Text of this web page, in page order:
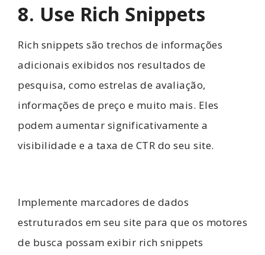
8. Use Rich Snippets
Rich snippets são trechos de informações
adicionais exibidos nos resultados de
pesquisa, como estrelas de avaliação,
informações de preço e muito mais. Eles
podem aumentar significativamente a
visibilidade e a taxa de CTR do seu site.
Implemente marcadores de dados
estruturados em seu site para que os motores
de busca possam exibir rich snippets